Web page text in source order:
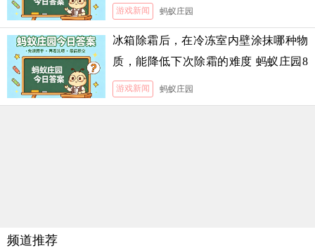
游戏新闻 蚂蚁庄园
冰箱除霜后，在冷冻室内壁涂抹哪种物
质，能降低下次除霜的难度 蚂蚁庄园8
月5日答案
游戏新闻 蚂蚁庄园
频道推荐